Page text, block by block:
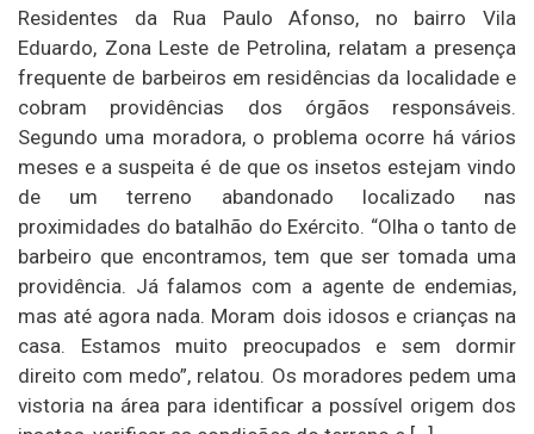
Residentes da Rua Paulo Afonso, no bairro Vila
Eduardo, Zona Leste de Petrolina, relatam a presença
frequente de barbeiros em residências da localidade e
cobram providências dos órgãos responsáveis.
Segundo uma moradora, o problema ocorre há vários
meses e a suspeita é de que os insetos estejam vindo
de um terreno abandonado localizado nas
proximidades do batalhão do Exército. “Olha o tanto de
barbeiro que encontramos, tem que ser tomada uma
providência. Já falamos com a agente de endemias,
mas até agora nada. Moram dois idosos e crianças na
casa. Estamos muito preocupados e sem dormir
direito com medo”, relatou. Os moradores pedem uma
vistoria na área para identificar a possível origem dos